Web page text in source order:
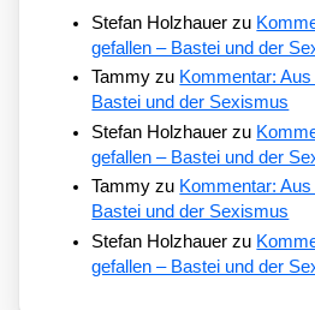
Stefan Holzhauer zu
gefallen – Bastei und der
Tammy zu Kommentar:
Bastei und der Sexismus
Stefan Holzhauer zu
gefallen – Bastei und der
Tammy zu Kommentar:
Bastei und der Sexismus
Stefan Holzhauer zu
gefallen – Bastei und der